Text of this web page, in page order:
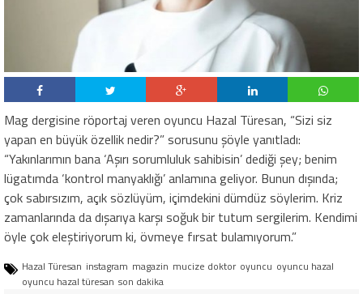
Mag dergisine röportaj veren oyuncu Hazal Türesan, “Sizi siz
yapan en büyük özellik nedir?” sorusunu şöyle yanıtladı:
“Yakınlarımın bana ‘Aşırı sorumluluk sahibisin’ dediği şey; benim
lügatımda ‘kontrol manyaklığı’ anlamına geliyor. Bunun dışında;
çok sabırsızım, açık sözlüyüm, içimdekini dümdüz söylerim. Kriz
zamanlarında da dışarıya karşı soğuk bir tutum sergilerim. Kendimi
öyle çok eleştiriyorum ki, övmeye fırsat bulamıyorum.”
Hazal Türesan instagram magazin mucize doktor oyuncu oyuncu hazal
oyuncu hazal türesan son dakika